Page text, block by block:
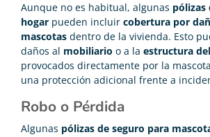
Aunque no es habitual, algunas pólizas
hogar pueden incluir cobertura por
mascotas dentro de la vivienda. Esto
daños al mobiliario o a la estructura
provocados directamente por la
una protección adicional frente a
Robo o Pérdida
Algunas pólizas de seguro para